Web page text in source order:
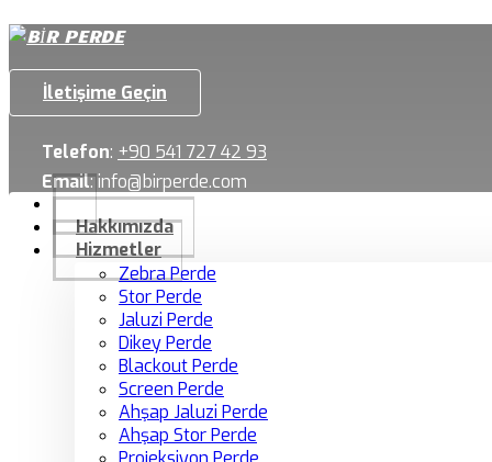
İletişime Geçin
Telefon: +90 541 727 42 93
Email:info@birperde.com
Hakkımızda
Hizmetler
Zebra Perde
Stor Perde
Jaluzi Perde
Dikey Perde
Blackout Perde
Screen Perde
Ahşap Jaluzi Perde
Ahşap Stor Perde